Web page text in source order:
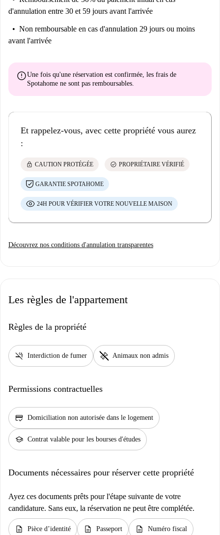
d'annulation entre 30 et 59 jours avant l'arrivée
Non remboursable en cas d'annulation 29 jours ou moins
avant l'arrivée
errorUne fois qu'une réservation est confirmée, les frais de
Spotahome ne sont pas remboursables.
Et rappelez-vous, avec cette propriété vous aurez
:
lock CAUTION PROTÉGÉE check_circle PROPRIÉTAIRE VÉRIFIÉ
GARANTIE SPOTAHOME
24H POUR VÉRIFIER VOTRE NOUVELLE MAISON
Découvrez nos conditions d'annulation transparentes
Les règles de l'appartement
Règles de la propriété
smoke_free Interdiction de fumer pet_supplies Animaux non admis
Permissions contractuelles
credit_score Domiciliation non autorisée dans le logement
school Contrat valable pour les bourses d'études
Documents nécessaires pour réserver cette propriété
Ayez ces documents prêts pour l'étape suivante de votre
candidature. Sans eux, la réservation ne peut être complétée.
description Pièce d’identité description Passeport description Numéro fiscal